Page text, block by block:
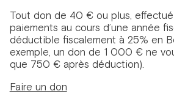
Tout don de 40 € ou plus,
paiements au cours d’une année
déductible fiscalement à 25% en
exemple, un don de 1 000 € ne
que 750 € après déduction).
Faire un don